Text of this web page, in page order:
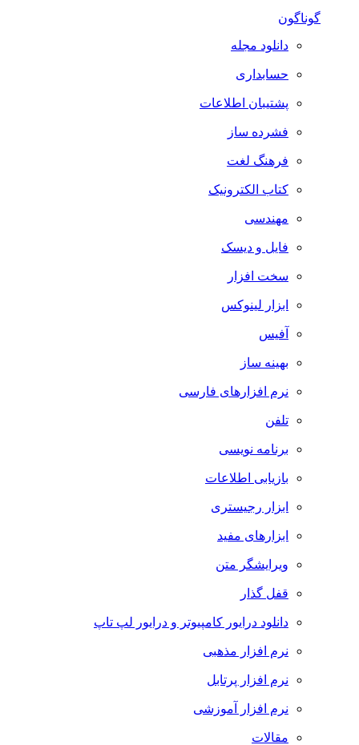
گوناگون
دانلود مجله
حسابداری
پشتیبان اطلاعات
فشرده ساز
فرهنگ لغت
کتاب الکترونیک
مهندسی
فایل و دیسک
سخت افزار
ابزار لینوکس
آفیس
بهینه ساز
نرم افزارهای فارسی
تلفن
برنامه نویسی
بازیابی اطلاعات
ابزار رجیستری
ابزارهای مفید
ویرایشگر متن
قفل گذار
دانلود درایور کامپیوتر و درایور لپ تاپ
نرم افزار مذهبی
نرم افزار پرتابل
نرم افزار آموزشی
مقالات